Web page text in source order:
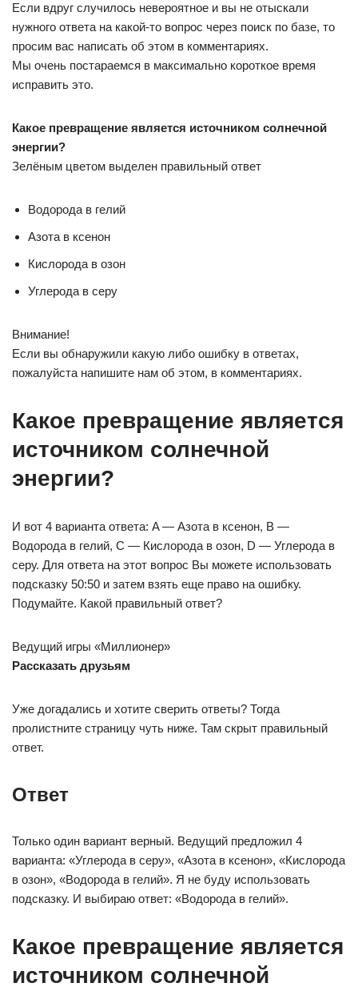
Если вдруг случилось невероятное и вы не отыскали
нужного ответа на какой-то вопрос через поиск по базе, то
просим вас написать об этом в комментариях.
Мы очень постараемся в максимально короткое время
исправить это.
Какое превращение является источником солнечной
энергии?
Зелёным цветом выделен правильный ответ
Водорода в гелий
Азота в ксенон
Кислорода в озон
Углерода в серу
Внимание!
Если вы обнаружили какую либо ошибку в ответах,
пожалуйста напишите нам об этом, в комментариях.
Какое превращение является
источником солнечной
энергии?
И вот 4 варианта ответа: A — Азота в ксенон, B —
Водорода в гелий, C — Кислорода в озон, D — Углерода в
серу. Для ответа на этот вопрос Вы можете использовать
подсказку 50:50 и затем взять еще право на ошибку.
Подумайте. Какой правильный ответ?
Ведущий игры «Миллионер»
Рассказать друзьям
Уже догадались и хотите сверить ответы? Тогда
пролистните страницу чуть ниже. Там скрыт правильный
ответ.
Ответ
Только один вариант верный. Ведущий предложил 4
варианта: «Углерода в серу», «Азота в ксенон», «Кислорода
в озон», «Водорода в гелий». Я не буду использовать
подсказку. И выбираю ответ: «Водорода в гелий».
Какое превращение является
источником солнечной